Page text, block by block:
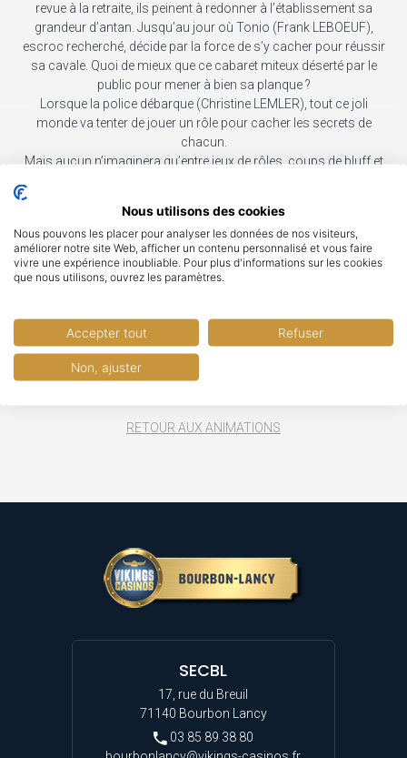
revue à la retraite, ils peinent à redonner à l’établissement sa
grandeur d’antan. Jusqu’au jour où Tonio (Frank LEBOEUF),
escroc recherché, décide par la force de s’y cacher pour réussir
sa cavale. Quoi de mieux que ce cabaret miteux déserté par le
public pour mener à bien sa planque ?
Lorsque la police débarque (Christine LEMLER), tout ce joli
monde va tenter de jouer un rôle pour cacher les secrets de
chacun.
Mais aucun n’imaginera qu’entre jeux de rôles, coups de bluff et
Pour réserver une place PMR, contactez l'Office de Tourisme et
du Thermalisme au 03 85 89 18 27.
RETOUR AUX ANIMATIONS
SECBL
17, rue du Breuil
71140 Bourbon Lancy
03 85 89 38 80
Nous utilisons des cookies
Nous pouvons les placer pour analyser les données de nos visiteurs,
améliorer notre site Web, afficher un contenu personnalisé et vous faire
vivre une expérience inoubliable. Pour plus d'informations sur les cookies
que nous utilisons, ouvrez les paramètres.
Accepter tout Refuser
Non, ajuster